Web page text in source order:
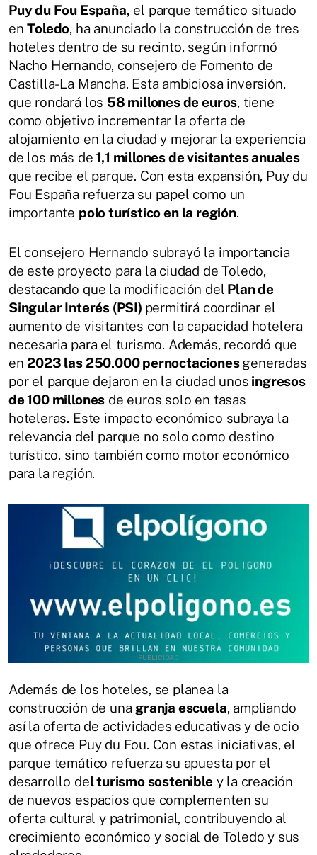
Puy du Fou España, el parque temático situado
enToledo, ha anunciado la construcción de tres
hoteles dentro de su recinto, según informó
Nacho Hernando, consejero de Fomento de
Castilla-La Mancha. Esta ambiciosa inversión,
que rondará los 58 millones de euros, tiene
como objetivo incrementar la oferta de
alojamiento en la ciudad y mejorar la experiencia
de los más de1,1 millones de visitantes anuales
que recibe el parque. Con esta expansión, Puy du
Fou España refuerza su papel como un
importante polo turístico en la región.
El consejero Hernando subrayó la importancia
de este proyecto para la ciudad de Toledo,
destacando que la modificación del Plan de
Singular Interés (PSI) permitirá coordinar el
aumento de visitantes con la capacidad hotelera
necesaria para el turismo. Además, recordó que
en2023 las 250.000 pernoctacionesgeneradas
por el parque dejaron en la ciudad unos ingresos
de 100 millones de euros solo en tasas
hoteleras. Este impacto económico subraya la
relevancia del parque no solo como destino
turístico, sino también como motor económico
para la región.
Además de los hoteles, se planea la
construcción de una granja escuela, ampliando
así la oferta de actividades educativas y de ocio
que ofrece Puy du Fou. Con estas iniciativas, el
parque temático refuerza su apuesta por el
desarrollo del turismo sostenibley la creación
de nuevos espacios que complementen su
oferta cultural y patrimonial, contribuyendo al
crecimiento económico y social de Toledo y sus